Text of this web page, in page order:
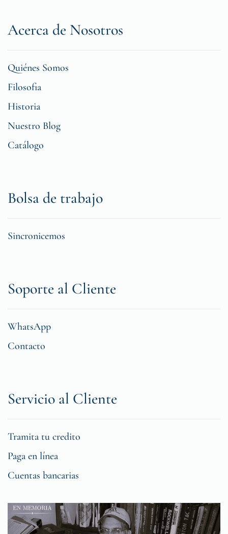
Acerca de Nosotros
Quiénes Somos
Filosofia
Historia
Nuestro Blog
Catálogo
Bolsa de trabajo
Sincronicemos
Soporte al Cliente
WhatsApp
Contacto
Servicio al Cliente
Tramita tu credito
Paga en línea
Cuentas bancarias